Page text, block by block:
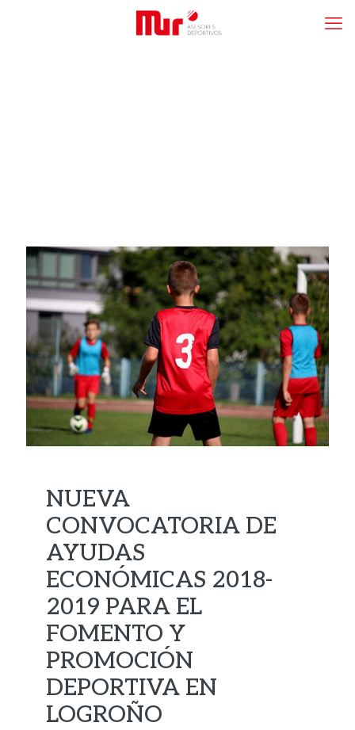
NUEVA
CONVOCATORIA DE
AYUDAS
ECONÓMICAS 2018-
2019 PARA EL
FOMENTO Y
PROMOCIÓN
DEPORTIVA EN
LOGROÑO